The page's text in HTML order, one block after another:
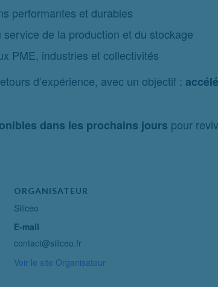
performantes et durables
de la production et du stockage
PME, industries et collectivités
d’expérience, avec un objectif :
dans les prochains jours pour
ORGANISATEUR
Siliceo
E-mail
contact@siliceo.fr
Voir le site Organisateur